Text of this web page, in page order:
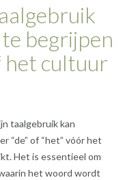
begrijpen
het cultuur
taalgebruik kan
“de” of “het” vóór het
Het is essentieel om
het woord wordt